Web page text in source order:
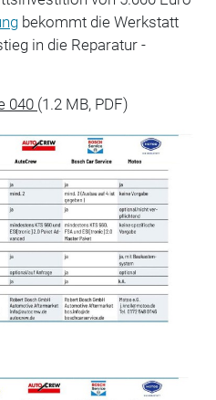
bekommt die Werkstatt
in die Reparatur
040 (1.2 MB, PDF)